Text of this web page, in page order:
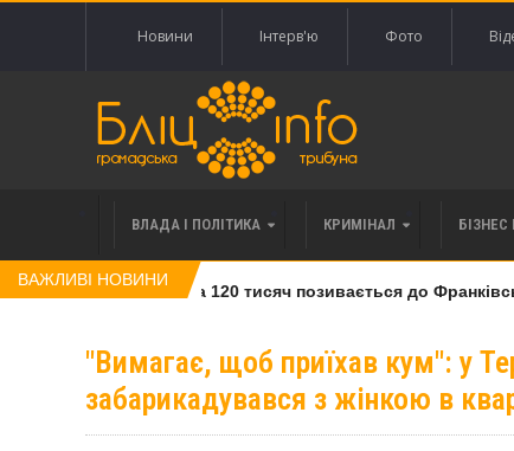
Новини Інтерв'ю Фото
ВЛАДА І ПОЛІТИКА КРИМІНАЛ БІЗНЕС
ВАЖЛИВІ НОВИНИ
права вимоги за 120 тисяч позивається до
"Вимагає, щоб приїхав кум": у
забарикадувався з жінкою в